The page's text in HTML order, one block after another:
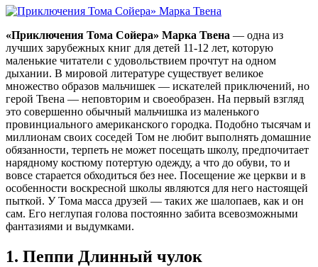
«Приключения Тома Сойера» Марка Твена — одна из
лучших зарубежных книг для детей 11-12 лет, которую
маленькие читатели с удовольствием прочтут на одном
дыхании. В мировой литературе существует великое
множество образов мальчишек — искателей приключений, но
герой Твена — неповторим и своеобразен. На первый взгляд
это совершенно обычный мальчишка из маленького
провинциального американского городка. Подобно тысячам и
миллионам своих соседей Том не любит выполнять домашние
обязанности, терпеть не может посещать школу, предпочитает
нарядному костюму потертую одежду, а что до обуви, то и
вовсе старается обходиться без нее. Посещение же церкви и в
особенности воскресной школы являются для него настоящей
пыткой. У Тома масса друзей — таких же шалопаев, как и он
сам. Его неглупая голова постоянно забита всевозможными
фантазиями и выдумками.
1. Пеппи Длинный чулок